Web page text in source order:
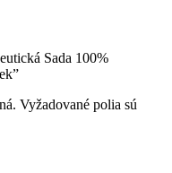
Sada 100%
Vyžadované polia sú